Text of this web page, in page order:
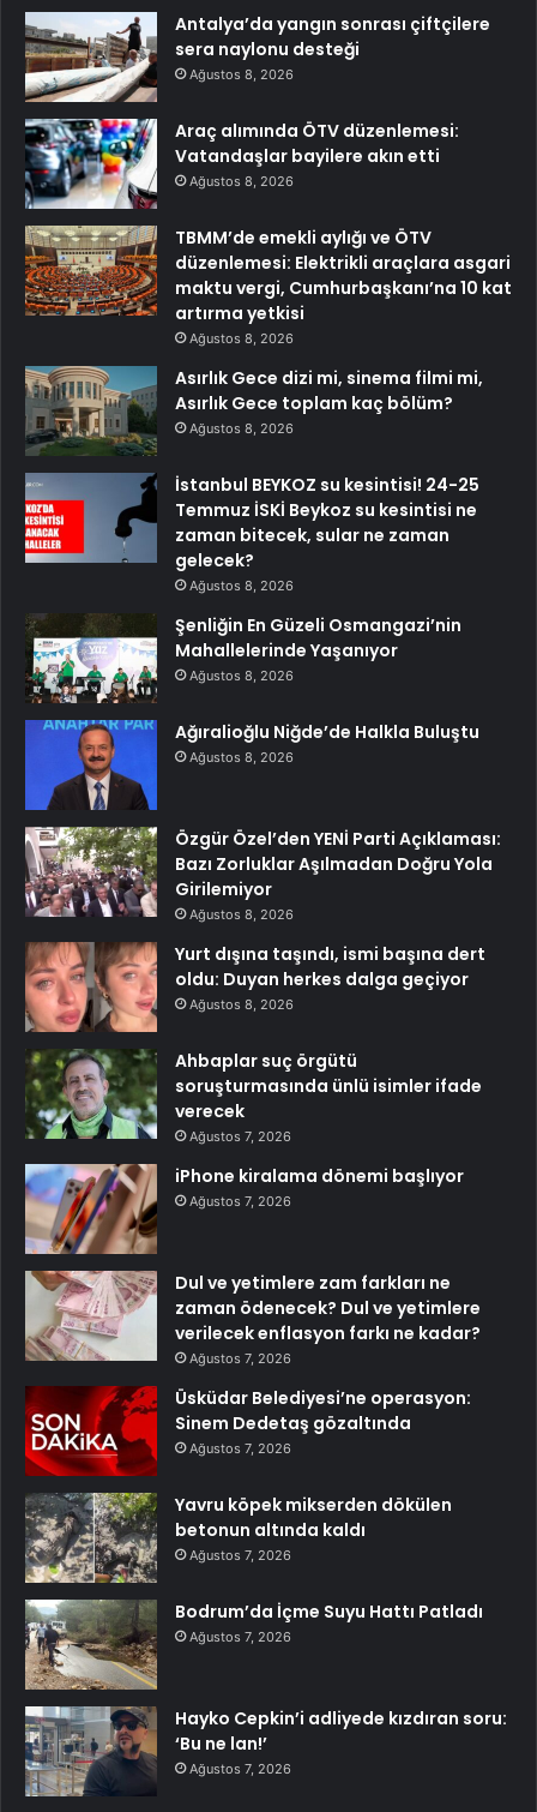
Antalya’da yangın sonrası çiftçilere
sera naylonu desteği
Ağustos 8, 2026
Araç alımında ÖTV düzenlemesi:
Vatandaşlar bayilere akın etti
Ağustos 8, 2026
TBMM’de emekli aylığı ve ÖTV
düzenlemesi: Elektrikli araçlara asgari
maktu vergi, Cumhurbaşkanı’na 10 kat
artırma yetkisi
Ağustos 8, 2026
Asırlık Gece dizi mi, sinema filmi mi,
Asırlık Gece toplam kaç bölüm?
Ağustos 8, 2026
İstanbul BEYKOZ su kesintisi! 24-25
Temmuz İSKİ Beykoz su kesintisi ne
zaman bitecek, sular ne zaman
gelecek?
Ağustos 8, 2026
Şenliğin En Güzeli Osmangazi’nin
Mahallelerinde Yaşanıyor
Ağustos 8, 2026
Ağıralioğlu Niğde’de Halkla Buluştu
Ağustos 8, 2026
Özgür Özel’den YENİ Parti Açıklaması:
Bazı Zorluklar Aşılmadan Doğru Yola
Girilemiyor
Ağustos 8, 2026
Yurt dışına taşındı, ismi başına dert
oldu: Duyan herkes dalga geçiyor
Ağustos 8, 2026
Ahbaplar suç örgütü
soruşturmasında ünlü isimler ifade
verecek
Ağustos 7, 2026
iPhone kiralama dönemi başlıyor
Ağustos 7, 2026
Dul ve yetimlere zam farkları ne
zaman ödenecek? Dul ve yetimlere
verilecek enflasyon farkı ne kadar?
Ağustos 7, 2026
Üsküdar Belediyesi’ne operasyon:
Sinem Dedetaş gözaltında
Ağustos 7, 2026
Yavru köpek mikserden dökülen
betonun altında kaldı
Ağustos 7, 2026
Bodrum’da İçme Suyu Hattı Patladı
Ağustos 7, 2026
Hayko Cepkin’i adliyede kızdıran soru:
‘Bu ne lan!’
Ağustos 7, 2026